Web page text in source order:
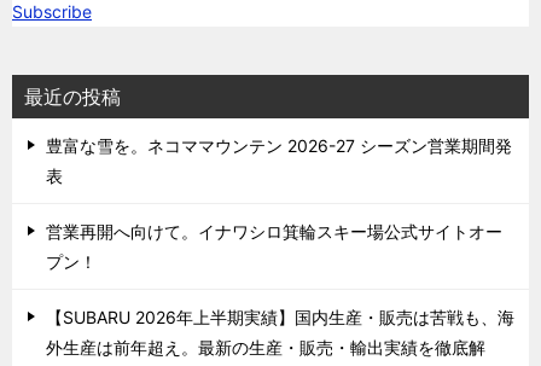
Subscribe
最近の投稿
豊富な雪を。ネコママウンテン 2026-27 シーズン営業期間発
表
営業再開へ向けて。イナワシロ箕輪スキー場公式サイトオー
プン！
【SUBARU 2026年上半期実績】国内生産・販売は苦戦も、海
外生産は前年超え。最新の生産・販売・輸出実績を徹底解